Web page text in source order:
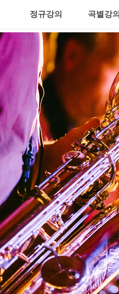
정규강의 곡별강의